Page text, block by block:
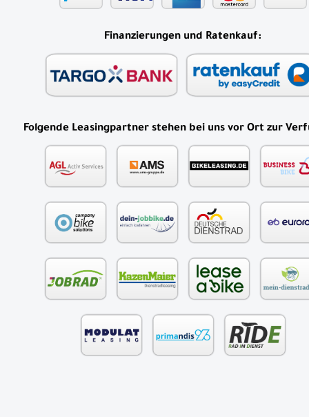
Finanzierungen und Ratenkauf:
Folgende Leasingpartner stehen bei uns vor Ort zur